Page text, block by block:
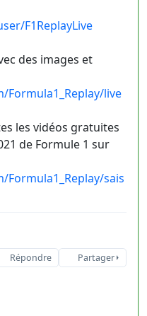
F1ReplayLive
des images et
live
les vidéos gratuites
de Formule 1 sur
sais
Répondre Partager